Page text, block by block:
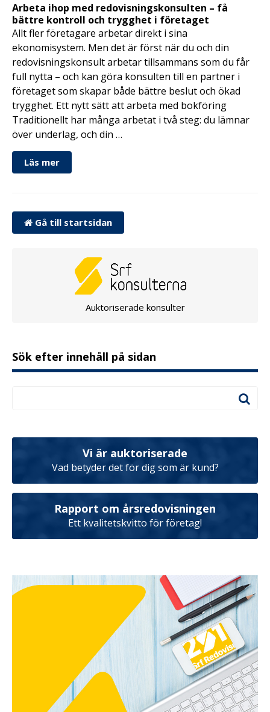
Arbeta ihop med redovisningskonsulten – få
bättre kontroll och trygghet i företaget
Allt fler företagare arbetar direkt i sina
ekonomisystem. Men det är först när du och din
redovisningskonsult arbetar tillsammans som du får
full nytta – och kan göra konsulten till en partner i
företaget som skapar både bättre beslut och ökad
trygghet. Ett nytt sätt att arbeta med bokföring
Traditionellt har många arbetat i två steg: du lämnar
över underlag, och din …
Läs mer
Gå till startsidan
Auktoriserade konsulter
Sök efter innehåll på sidan
Vi är auktoriserade
Vad betyder det för dig som är kund?
Rapport om årsredovisningen
Ett kvalitetskvitto för företag!